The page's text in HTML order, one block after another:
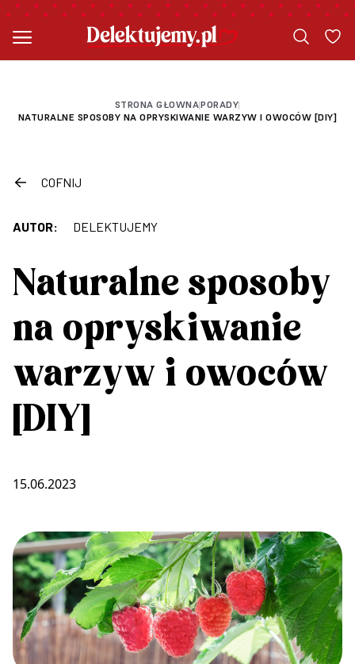
STRONA GŁOWNA|PORADY|
NATURALNE SPOSOBY NA OPRYSKIWANIE WARZYW I OWOCÓW [DIY]
COFNIJ
AUTOR: DELEKTUJEMY
Naturalne sposoby
na opryskiwanie
warzyw i owoców
[DIY]
15.06.2023